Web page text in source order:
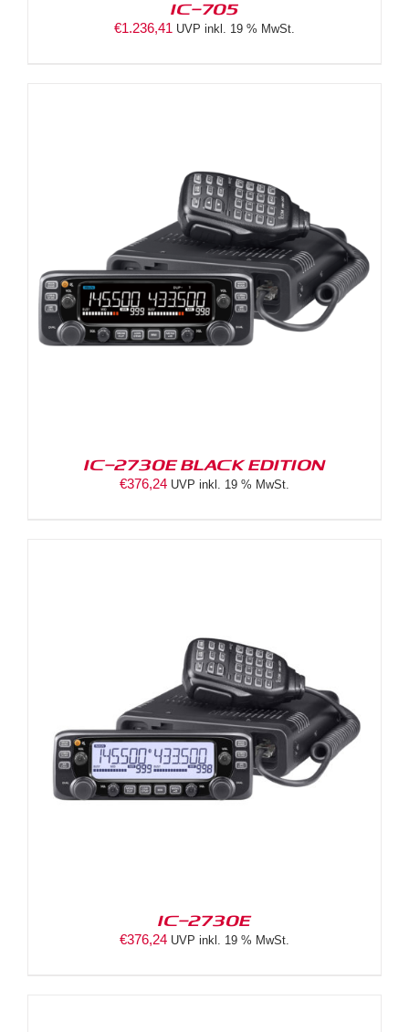
IC-705
€1.236,41 UVP inkl. 19 % MwSt.
IC-2730E BLACK EDITION
€376,24 UVP inkl. 19 % MwSt.
IC-2730E
€376,24 UVP inkl. 19 % MwSt.